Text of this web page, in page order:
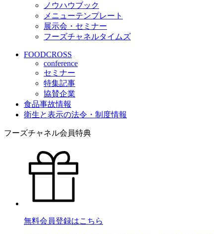
ノウハウブック
メニューテンプレート
展示会・セミナー
フーズチャネルタイムズ
FOODCROSS
conference
セミナー
特集記事
協賛企業
食品事故情報
衛生と表示の法令・制度情報
フーズチャネル会員特典
無料会員登録はこちら